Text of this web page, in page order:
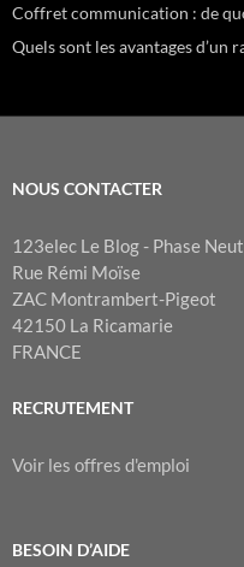
Coffret communication : de
Quels sont les avantages d’un
NOUS CONTACTER
123elec Le Blog - Phase
Rue Rémi Moïse
ZAC Montrambert-Pigeot
42150 La Ricamarie
FRANCE
RECRUTEMENT
Voir les offres d'emploi
BESOIN D’AIDE